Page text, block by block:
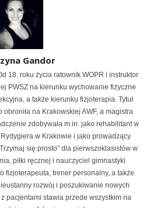
Gandor
18. roku życia ratownik WOPR i instruktor
PWSZ na kierunku wychowanie fizyczne
a także kierunku fizjoterapia. Tytuł
na Krakowskiej AWF, a magistra
zdobywała m.in. jako rehabilitant w
w Krakowie i jako prowadzący
się prosto" dla pierwszoklasistów w
piłki ręcznej i nauczyciel gimnastyki
fizjoterapeuta, trener personalny, a także
rozwój i poszukiwanie nowych
pacjentami stawia przede wszystkim na